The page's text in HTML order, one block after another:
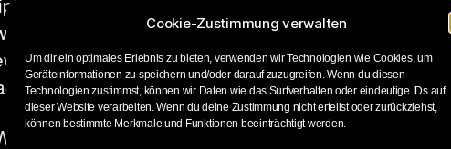
Cookie-Zustimmung verwalten
Um dir ein optimales Erlebnis zu bieten, verwenden wir Technologien wie Cookies, um
Geräteinformationen zu speichern und/oder darauf zuzugreifen. Wenn du diesen
Technologien zustimmst, können wir Daten wie das Surfverhalten oder eindeutige IDs auf
dieser Website verarbeiten. Wenn du deine Zustimmung nicht erteilst oder zurückziehst,
können bestimmte Merkmale und Funktionen beeinträchtigt werden.
wurde Holden Samuels (USA), der mit einem
technisch anspruchsvollen Drop, einem
360 und einem Backflip 91,33 Punkte
Debütant Timm Schröder (GER), der sich